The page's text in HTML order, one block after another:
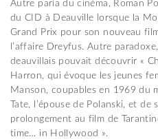
Autre paria du cinéma, Roman
du CID à Deauville lorsque la
Grand Prix pour son nouveau
l’affaire Dreyfus. Autre
deauvillais pouvait découvrir «
Harron, qui évoque les jeunes
Manson, coupables en 1969 du
Tate, l’épouse de Polanski, et de
prolongement au film de
time… in Hollywood ».